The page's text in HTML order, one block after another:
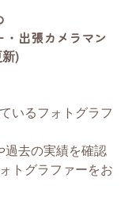
・出張カメラマン
)
いるフォトグラフ
過去の実績を確認
トグラファーをお